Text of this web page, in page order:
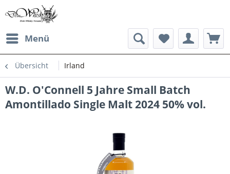
Menü
Übersicht Irland
W.D. O'Connell 5 Jahre Small Batch
Amontillado Single Malt 2024 50% vol.